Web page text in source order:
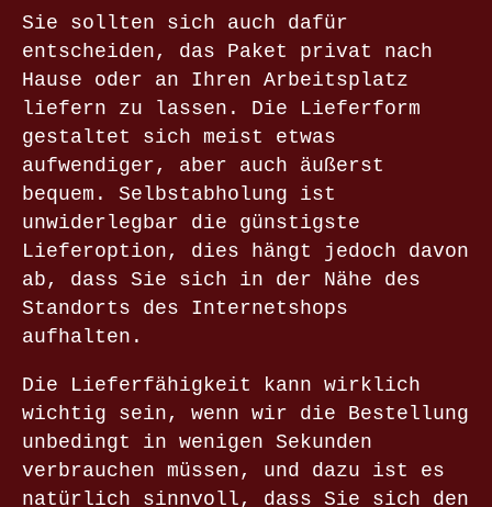
Sie sollten sich auch dafür
entscheiden, das Paket privat nach
Hause oder an Ihren Arbeitsplatz
liefern zu lassen. Die Lieferform
gestaltet sich meist etwas
aufwendiger, aber auch äußerst
bequem. Selbstabholung ist
unwiderlegbar die günstigste
Lieferoption, dies hängt jedoch davon
ab, dass Sie sich in der Nähe des
Standorts des Internetshops
aufhalten.
Die Lieferfähigkeit kann wirklich
wichtig sein, wenn wir die Bestellung
unbedingt in wenigen Sekunden
verbrauchen müssen, und dazu ist es
natürlich sinnvoll, dass Sie sich den